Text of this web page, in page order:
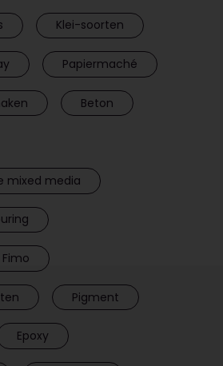
Klei-soorten
Papiermaché
Beton
mixed media
Pigment
Epoxy